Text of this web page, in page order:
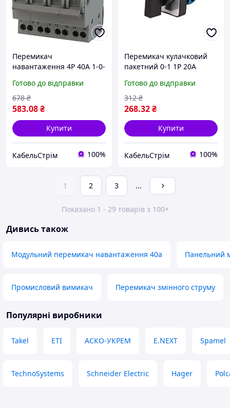
Перемикач
навантаження 4P 40А 1-0-
Готово до відправки
583.08₴
678 ₴
Купити
КабельСтрім 100%
Перемикач кулачковий
пакетний 0-1 1P 20А
Готово до відправки
268.32₴
312 ₴
Купити
КабельСтрім 100%
1 2 3 ...
Показано 1 - 29 товарів з 100+
Дивись також
Модульний перемикач навантаження 40а Панельний
Промисловий вимикач Перемикач змінного струму
Популярні виробники
Takel ETI АСКО-УКРЕМ E.NEXT Spamel
TechnoSystems Schneider Electric Hager